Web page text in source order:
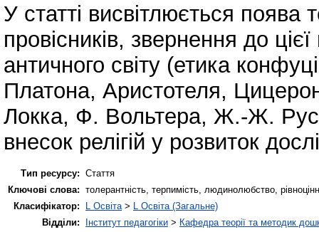
У статті висвітлюється поява
провісників, звернення до
античного світу (етика
Платона, Аристотеля,
Локка, Ф. Вольтера, Ж.-Ж.
внесок релігій у розвиток
Тип ресурсу: Стаття
Ключові слова: толерантність, терпимість, людинолюбство,
Класифікатор:
L Освіта > L Освіта (Загальне)
Відділи:
Інститут педагогіки > Кафедра теорії та методик